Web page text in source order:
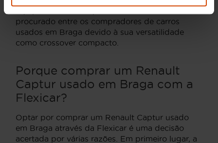
procurado entre os compradores de carros
usados em Braga devido à sua versatilidade
como crossover compacto.
Porque comprar um Renault
Captur usado em Braga com a
Flexicar?
Optar por comprar um Renault Captur usado
em Braga através da Flexicar é uma decisão
acertada por várias razões. Em primeiro lugar, a